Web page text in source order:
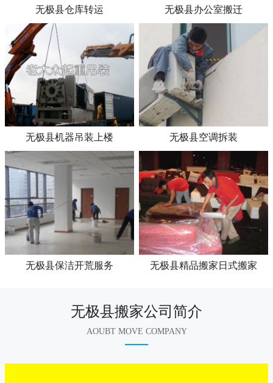
无极县仓库转运 无极县办公室搬迁
无极县机器吊装上楼 无极县空调拆装
无极县保洁开荒服务 无极县精品搬家日式搬家
无极县搬家公司简介
AOUBT MOVE COMPANY